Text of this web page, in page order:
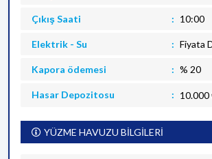
Çıkış Saati 10:00
Elektrik - Su Fiyata
Kapora ödemesi % 20
Hasar Depozitosu 10.000
YÜZME HAVUZU BİLGİLERİ